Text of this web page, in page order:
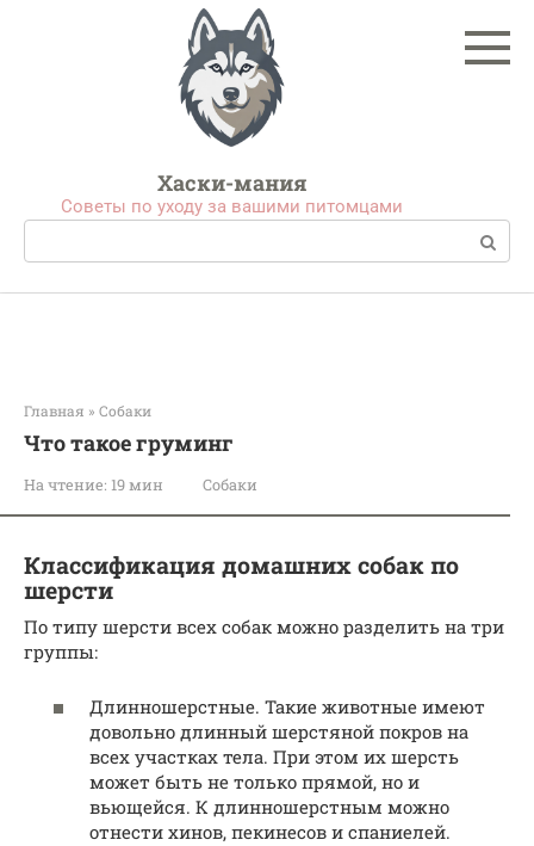
Хаски-мания
Советы по уходу за вашими питомцами
Поиск:
Главная » Собаки
Что такое груминг
На чтение: 19 мин Собаки
Классификация домашних собак по
шерсти
По типу шерсти всех собак можно разделить на три
группы:
Длинношерстные. Такие животные имеют
довольно длинный шерстяной покров на
всех участках тела. При этом их шерсть
может быть не только прямой, но и
вьющейся. К длинношерстным можно
отнести хинов, пекинесов и спаниелей.